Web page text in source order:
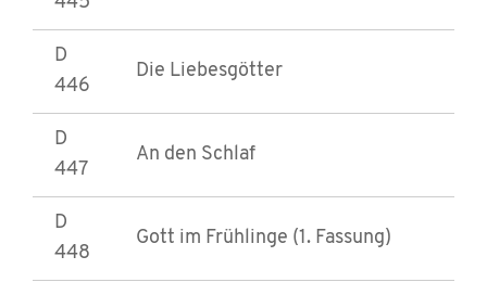
D
446
Die Liebesgötter
D
447
An den Schlaf
D
448
Gott im Frühlinge (1. Fassung)